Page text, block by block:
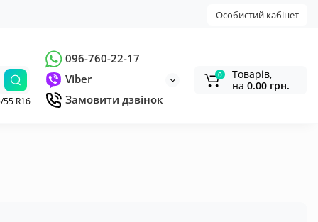
Особистий кабінет
096-760-22-17
Viber
Замовити дзвінок
55 R16
0
Товарів,
на 0.00 грн.